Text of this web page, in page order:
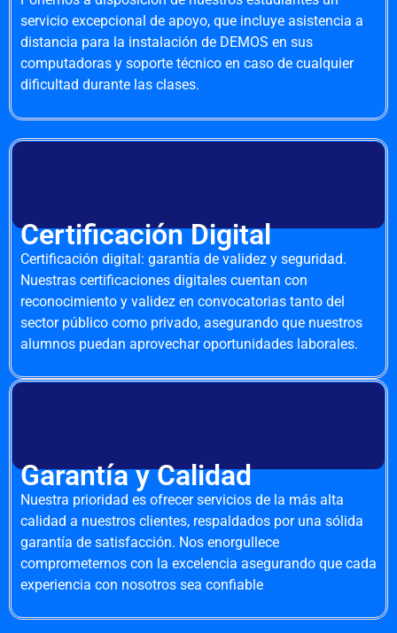
servicio excepcional de apoyo, que incluye asistencia a
distancia para la instalación de DEMOS en sus
computadoras y soporte técnico en caso de cualquier
dificultad durante las clases.
Certificación Digital
Certificación digital: garantía de validez y seguridad.
Nuestras certificaciones digitales cuentan con
reconocimiento y validez en convocatorias tanto del
sector público como privado, asegurando que nuestros
alumnos puedan aprovechar oportunidades laborales.
Garantía y Calidad
Nuestra prioridad es ofrecer servicios de la más alta
calidad a nuestros clientes, respaldados por una sólida
garantía de satisfacción. Nos enorgullece
comprometernos con la excelencia asegurando que cada
experiencia con nosotros sea confiable